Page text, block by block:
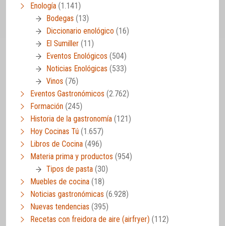
Enología (1.141)
Bodegas (13)
Diccionario enológico (16)
El Sumiller (11)
Eventos Enológicos (504)
Noticias Enológicas (533)
Vinos (76)
Eventos Gastronómicos (2.762)
Formación (245)
Historia de la gastronomía (121)
Hoy Cocinas Tú (1.657)
Libros de Cocina (496)
Materia prima y productos (954)
Tipos de pasta (30)
Muebles de cocina (18)
Noticias gastronómicas (6.928)
Nuevas tendencias (395)
Recetas con freidora de aire (airfryer) (112)